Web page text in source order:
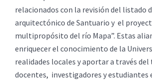
relacionados con la revisión del listado
arquitectónico de Santuario y el
multipropósito del río Mapa”. Estas
enriquecer el conocimiento de la
realidades locales y aportar a través del
docentes, investigadores y estudiantes